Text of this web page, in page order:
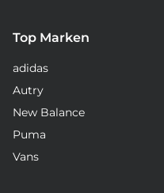
Top Marken
adidas
Autry
New Balance
Puma
Vans